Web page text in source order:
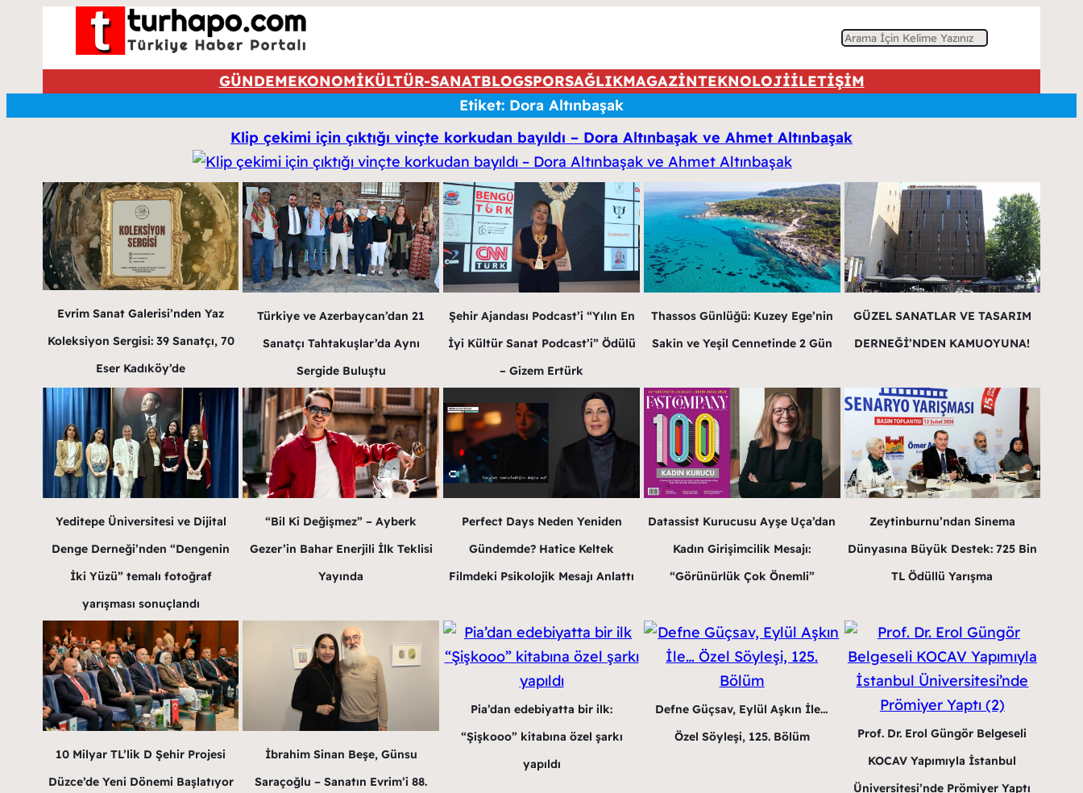
A
a
GÜNDEMEKONOMİKÜLTÜR-SANATBLOGSPORSAĞLIKMAGAZİNTEKNOLOJİİLETİŞİM
Etiket: Dora Altınbaşak
Klip çekimi için çıktığı vinçte korkudan bayıldı – Dora Altınbaşak ve Ahmet Altınbaşak
Evrim Sanat Galerisi’nden Yaz
Koleksiyon Sergisi: 39 Sanatçı, 70
Eser Kadıköy’de
Türkiye ve Azerbaycan’dan 21
Sanatçı Tahtakuşlar’da Aynı
Sergide Buluştu
Şehir Ajandası Podcast’i “Yılın En
İyi Kültür Sanat Podcast’i” Ödülü
– Gizem Ertürk
Thassos Günlüğü: Kuzey Ege’nin
Sakin ve Yeşil Cennetinde 2 Gün
GÜZEL SANATLAR VE TASARIM
DERNEĞİ’NDEN KAMUOYUNA!
Yeditepe Üniversitesi ve Dijital
Denge Derneği’nden “Dengenin
İki Yüzü” temalı fotoğraf
yarışması sonuçlandı
“Bil Ki Değişmez” – Ayberk
Gezer’in Bahar Enerjili İlk Teklisi
Yayında
Perfect Days Neden Yeniden
Gündemde? Hatice Keltek
Filmdeki Psikolojik Mesajı Anlattı
Datassist Kurucusu Ayşe Uça’dan
Kadın Girişimcilik Mesajı:
“Görünürlük Çok Önemli”
Zeytinburnu’ndan Sinema
Dünyasına Büyük Destek: 725 Bin
TL Ödüllü Yarışma
10 Milyar TL’lik D Şehir Projesi
Düzce’de Yeni Dönemi Başlatıyor
İbrahim Sinan Beşe, Günsu
Saraçoğlu – Sanatın Evrim’i 88.
Pia’dan edebiyatta bir ilk:
“Şişkooo” kitabına özel şarkı
yapıldı
Defne Güçsav, Eylül Aşkın İle…
Özel Söyleşi, 125. Bölüm
Prof. Dr. Erol Güngör Belgeseli
KOCAV Yapımıyla İstanbul
Üniversitesi’nde Prömiyer Yaptı